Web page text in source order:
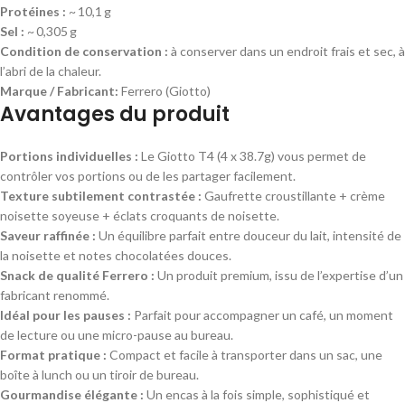
Protéines : ~ 10,1 g
Sel : ~ 0,305 g
Condition de conservation : à conserver dans un endroit frais et sec, à
l’abri de la chaleur.
Marque / Fabricant: Ferrero (Giotto)
Avantages du produit
Portions individuelles : LeGiotto T4 (4 x 38.7g) vous permet de
contrôler vos portions ou de les partager facilement.
Texture subtilement contrastée : Gaufrette croustillante + crème
noisette soyeuse + éclats croquants de noisette.
Saveur raffinée : Un équilibre parfait entre douceur du lait, intensité de
la noisette et notes chocolatées douces.
Snack de qualité Ferrero : Un produit premium, issu de l’expertise d’un
fabricant renommé.
Idéal pour les pauses : Parfait pour accompagner un café, un moment
de lecture ou une micro-pause au bureau.
Format pratique : Compact et facile à transporter dans un sac, une
boîte à lunch ou un tiroir de bureau.
Gourmandise élégante : Un encas à la fois simple, sophistiqué et